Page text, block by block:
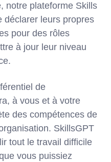
notre plateforme Skills
déclarer leurs propres
pour des rôles
à jour leur niveau
de
à vous et à votre
des compétences de
SkillsGPT
tout le travail difficile
vous puissiez